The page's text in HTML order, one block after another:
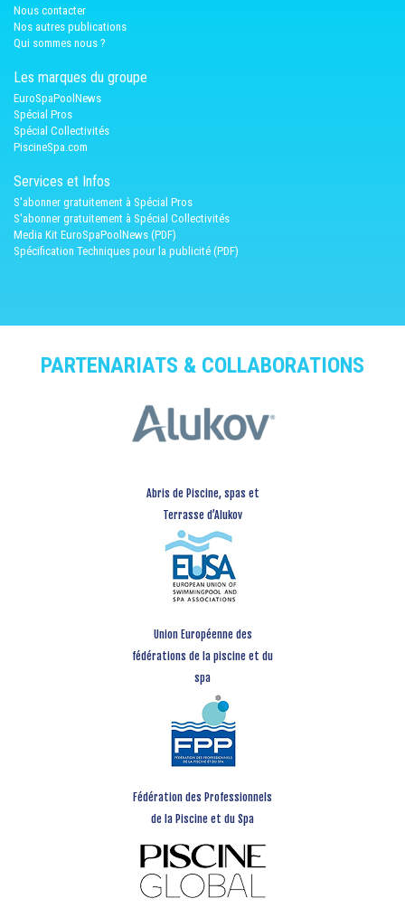
Nous contacter
Nos autres publications
Qui sommes nous ?
Les marques du groupe
EuroSpaPoolNews
Spécial Pros
Spécial Collectivités
PiscineSpa.com
Services et Infos
S'abonner gratuitement à Spécial Pros
S'abonner gratuitement à Spécial Collectivités
Media Kit EuroSpaPoolNews (PDF)
Spécification Techniques pour la publicité (PDF)
PARTENARIATS & COLLABORATIONS
Abris de Piscine, spas et
Terrasse d’Alukov
Union Européenne des
fédérations de la piscine et du
spa
Fédération des Professionnels
de la Piscine et du Spa